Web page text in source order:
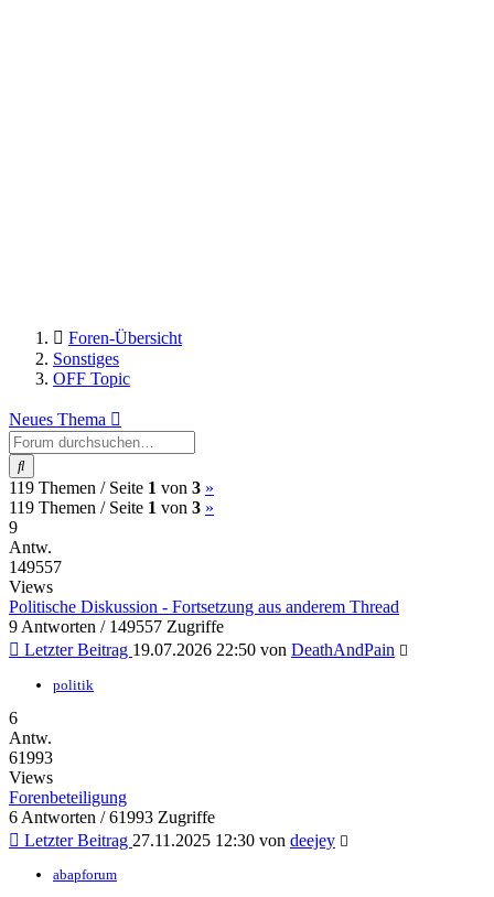
Foren-Übersicht
Sonstiges
OFF Topic
Neues Thema
Suche
119 Themen / Seite 1 von 3 (current)
»
119 Themen / Seite 1 von 3 (current)
»
9
Antw.
149557
Views
Politische Diskussion - Fortsetzung aus anderem Thread
9 Antworten / 149557 Zugriffe
Letzter Beitrag 19.07.2026 22:50 von DeathAndPain
politik
6
Antw.
61993
Views
Forenbeteiligung
6 Antworten / 61993 Zugriffe
Letzter Beitrag 27.11.2025 12:30 von deejey
abapforum